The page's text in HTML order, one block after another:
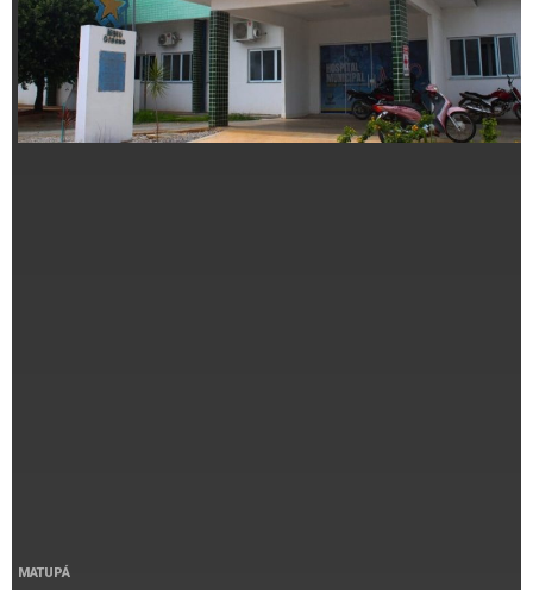
MATUPÁ